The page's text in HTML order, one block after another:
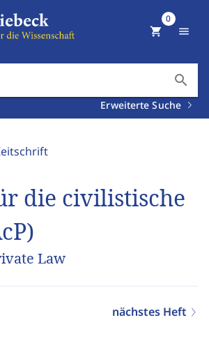
search
Erweiterte Suche
shopping_cart
0
menu
die civilistische
Law
nächstes Heft